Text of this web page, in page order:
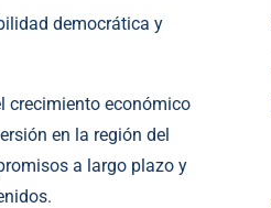
democrática y
crecimiento económico
en la región del
a largo plazo y